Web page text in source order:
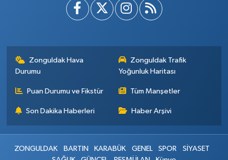
Zonguldak Hava
Durumu
Zonguldak Trafik
Yoğunluk Haritası
Puan Durumu ve Fikstür Tüm Manşetler
Son Dakika Haberleri Haber Arşivi
ZONGULDAK BARTIN KARABÜK GENEL SPOR
SİYASET